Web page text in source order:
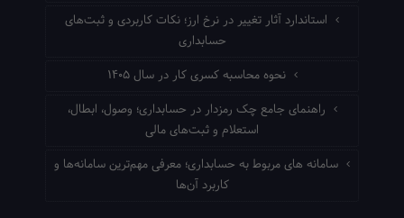
استاندارد آثار تغییر در نرخ ارز؛ نکات کاربردی و ثبت‌های
حسابداری
نحوه محاسبه کسری کار در سال ۱۴۰۵
راهنمای جامع چک رمزدار در حسابداری؛ وصول، ابطال،
استعلام و ثبت‌های مالی
سامانه های مربوط به حسابداری؛ معرفی مهم‌ترین سامانه‌ها و
کاربرد آن‌ها